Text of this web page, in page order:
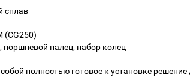
сплав
(CG250)
палец, набор колец
полностью готовое к установке